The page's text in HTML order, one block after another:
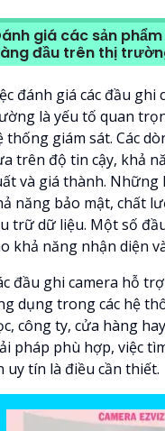
giá các sản
đầu trên thị
đánh giá các đầu
là yếu tố quan
thống giám sát. Các
trên độ tin cậy, khả
và giá thành.
năng bảo mật, chất
trữ dữ liệu. Một số
khả năng nhận diện
đầu ghi camera hỗ
dụng trong các hệ
công ty, cửa hàng
pháp phù hợp, việc
uy tín là điều cần thiết.